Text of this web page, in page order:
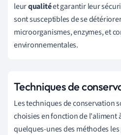
leurqualitéet garantir leur
sont susceptibles de se
microorganismes, enzymes, et
environnementales.
Techniques de
Les techniques de conservation
choisies en fonction de l'aliment
quelques-unes des méthodes